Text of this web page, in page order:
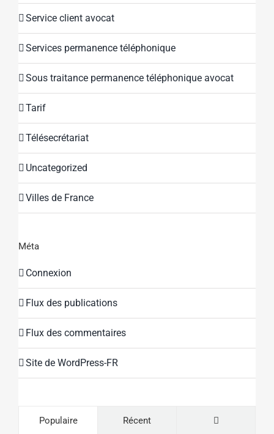
Service client avocat
Services permanence téléphonique
Sous traitance permanence téléphonique avocat
Tarif
Télésecrétariat
Uncategorized
Villes de France
Méta
Connexion
Flux des publications
Flux des commentaires
Site de WordPress-FR
Populaire Récent